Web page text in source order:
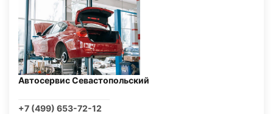
Автосервис Севастопольский
+7 (499) 653-72-12